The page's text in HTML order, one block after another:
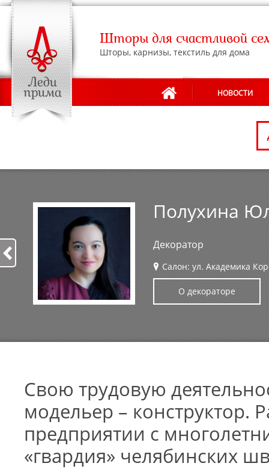
Шторы для счастливой
Шторы, карнизы, текстиль для дома
НОВОСТИ
Полухина
Декоратор
Салон: ул. Академика
О декораторе
Свою трудовую
модельер – конструктор.
предприятии с
«гвардия» челябинских